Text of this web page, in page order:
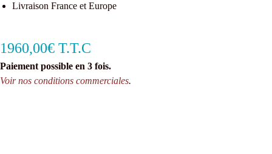
Livraison France et Europe
1960,00€ T.T.C
Paiement possible en 3 fois.
Voir nos conditions commerciales.